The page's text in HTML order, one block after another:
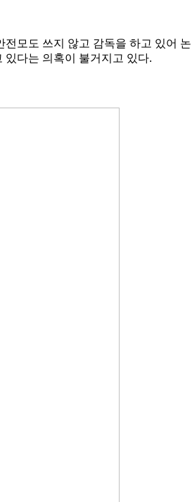
전모도 쓰지 않고 감독을 하고 있어
있다는 의혹이 불거지고 있다.